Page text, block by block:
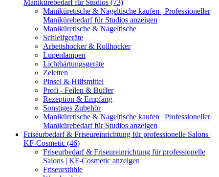
Manikürebedarf für Studios (73)
Maniküretische & Nageltische kaufen | Professioneller
Manikürebedarf für Studios anzeigen
Maniküretische & Nageltische
Schleifgeräte
Arbeitshocker & Rollhocker
Lupenlampen
Lichthärtungsgeräte
Zeletten
Pinsel & Hilfsmittel
Profi - Feilen & Buffer
Rezeption & Empfang
Sonstiges Zubehör
Maniküretische & Nageltische kaufen | Professioneller
Manikürebedarf für Studios anzeigen
Friseurbedarf & Friseureinrichtung für professionelle Salons |
KF-Cosmetic (46)
Friseurbedarf & Friseureinrichtung für professionelle
Salons | KF-Cosmetic anzeigen
Friseurstühle